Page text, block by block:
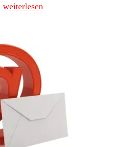
Leica M1
weiterlesen